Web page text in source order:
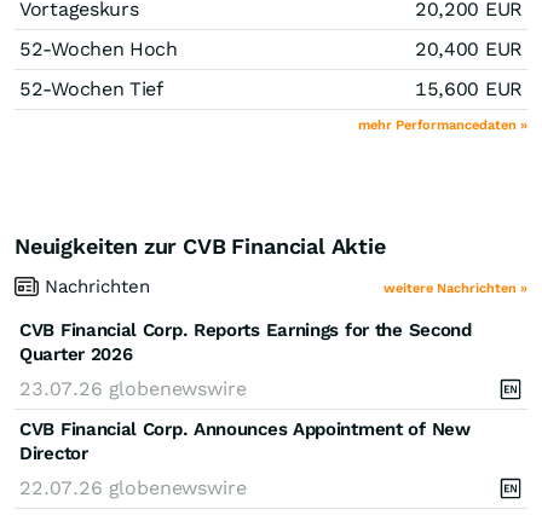
Vortageskurs
20,200 EUR
52-Wochen Hoch
20,400 EUR
52-Wochen Tief
15,600 EUR
mehr Performancedaten »
Neuigkeiten zur CVB Financial Aktie
Nachrichten weitere Nachrichten »
CVB Financial Corp. Reports Earnings for the Second
Quarter 2026
23.07.26 globenewswire
CVB Financial Corp. Announces Appointment of New
Director
22.07.26 globenewswire